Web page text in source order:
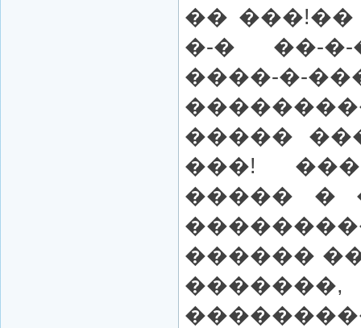
�� ���!��
�-� ��-
����-
�����
���!
����� �
������